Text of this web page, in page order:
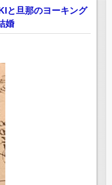
と旦那のヨーキング
婚